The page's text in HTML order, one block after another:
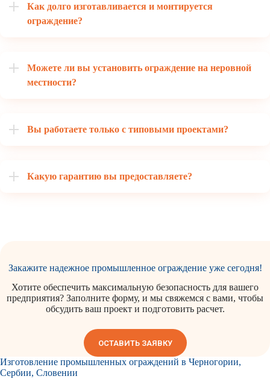
Как долго изготавливается и монтируется
ограждение?
Можете ли вы установить ограждение на неровной
местности?
Вы работаете только с типовыми проектами?
Какую гарантию вы предоставляете?
Закажите надежное промышленное ограждение уже сегодня!
Хотите обеспечить максимальную безопасность для вашего
предприятия? Заполните форму, и мы свяжемся с вами, чтобы
обсудить ваш проект и подготовить расчет.
ОСТАВИТЬ ЗАЯВКУ
Изготовление промышленных ограждений в Черногории,
Сербии, Словении